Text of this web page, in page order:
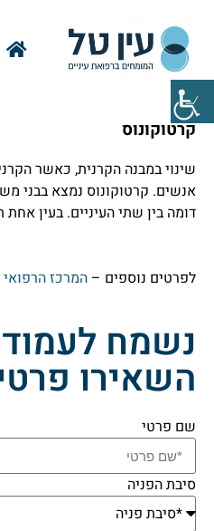
קרטוקונוס
דומה בין שתי העיניים. בעין
לפרטים נוספים – המרכז הרפואי
נשמח
השאירו
שם פרטי
סיבת הפניה